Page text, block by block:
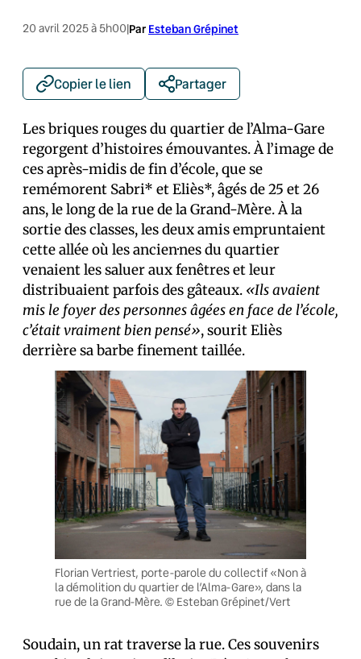
20 avril 2025 à 5h00|Par Esteban Grépinet
Copier le lien Partager
Les briques rouges du quartier de l’Alma-Gare
regorgent d’histoires émouvantes. À l’image de
ces après-midis de fin d’école, que se
remémorent Sabri* et Eliès*, âgés de 25 et 26
ans, le long de la rue de la Grand-Mère. À la
sortie des classes, les deux amis empruntaient
cette allée où les ancien·nes du quartier
venaient les saluer aux fenêtres et leur
distribuaient parfois des gâteaux. «Ils avaient
mis le foyer des personnes âgées en face de l’école,
c’était vraiment bien pensé», sourit Eliès
derrière sa barbe finement taillée.
Florian Vertriest, porte-parole du collectif «Non à
la démolition du quartier de l’Alma-Gare», dans la
rue de la Grand-Mère. © Esteban Grépinet/Vert
Soudain, un rat traverse la rue. Ces souvenirs